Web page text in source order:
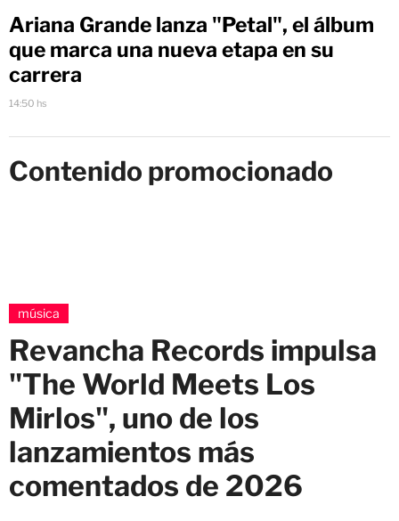
Ariana Grande lanza "Petal", el álbum
que marca una nueva etapa en su
carrera
14:50 hs
Contenido promocionado
música
Revancha Records impulsa
"The World Meets Los
Mirlos", uno de los
lanzamientos más
comentados de 2026